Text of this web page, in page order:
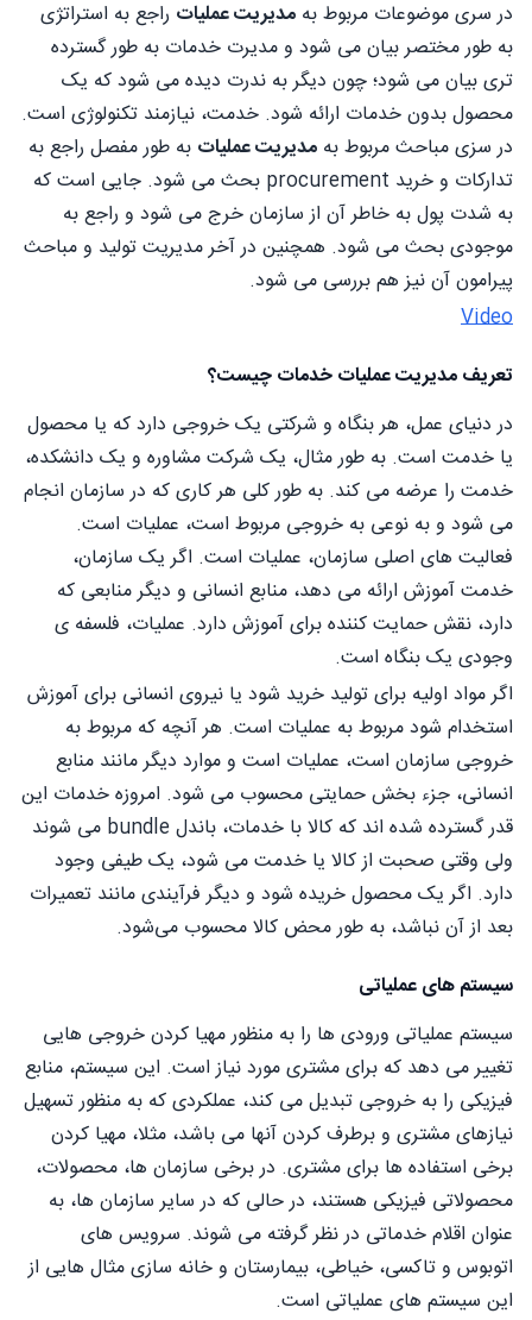
در سری موضوعات مربوط به مدیریت عملیات راجع به استراتژی
به طور مختصر بیان می شود و مدیرت خدمات به طور گسترده
تری بیان می شود؛ چون دیگر به ندرت دیده می شود که یک
محصول بدون خدمات ارائه شود. خدمت، نیازمند تکنولوژی است.
در سزی مباحث مربوط به مدیریت عملیات به طور مفصل راجع به
تدارکات و خرید procurement بحث می شود. جایی است که
به شدت پول به خاطر آن از سازمان خرج می شود و راجع به
موجودی بحث می شود. همچنین در آخر مدیریت تولید و مباحث
پیرامون آن نیز هم بررسی می شود.
Video
تعریف مدیریت عملیات خدمات چیست؟
در دنیای عمل، هر بنگاه و شرکتی یک خروجی دارد که یا محصول
یا خدمت است. به طور مثال، یک شرکت مشاوره و یک دانشکده،
خدمت را عرضه می کند. به طور کلی هر کاری که در سازمان انجام
می شود و به نوعی به خروجی مربوط است، عملیات است.
فعالیت های اصلی سازمان، عملیات است. اگر یک سازمان،
خدمت آموزش ارائه می دهد، منابع انسانی و دیگر منابعی که
دارد، نقش حمایت کننده برای آموزش دارد. عملیات، فلسفه ی
وجودی یک بنگاه است.
اگر مواد اولیه برای تولید خرید شود یا نیروی انسانی برای آموزش
استخدام شود مربوط به عملیات است. هر آنچه که مربوط به
خروجی سازمان است، عملیات است و موارد دیگر مانند منابع
انسانی، جزء بخش حمایتی محسوب می شود. امروزه خدمات این
قدر گسترده شده اند که کالا با خدمات، باندل bundle می شوند
ولی وقتی صحبت از کالا یا خدمت می شود، یک طیفی وجود
دارد. اگر یک محصول خریده شود و دیگر فرآیندی مانند تعمیرات
بعد از آن نباشد، به طور محض کالا محسوب می‌شود.
سیستم های عملیاتی
سیستم عملیاتی ورودی ها را به منظور مهیا کردن خروجی هایی
تغییر می دهد که برای مشتری مورد نیاز است. این سیستم، منابع
فیزیکی را به خروجی تبدیل می کند، عملکردی که به منظور تسهیل
نیازهای مشتری و برطرف کردن آنها می باشد، مثلا، مهیا کردن
برخی استفاده ها برای مشتری. در برخی سازمان ها، محصولات،
محصولاتی فیزیکی هستند، در حالی که در سایر سازمان ها، به
عنوان اقلام خدماتی در نظر گرفته می شوند. سرویس های
اتوبوس و تاکسی، خیاطی، بیمارستان و خانه سازی مثال هایی از
این سیستم های عملیاتی است.